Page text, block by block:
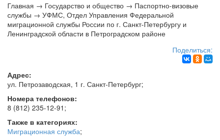
Главная → Государство и общество → Паспортно-визовые
службы → УФМС, Отдел Управления Федеральной
миграционной службы России по г. Санкт-Петербургу и
Ленинградской области в Петроградском районе
Поделиться:
Адрес:
ул. Петрозаводская, 1 г. Санкт-Петербург;
Номера телефонов:
8 (812) 235-12-91 ;
Также в категориях:
Миграционная служба;